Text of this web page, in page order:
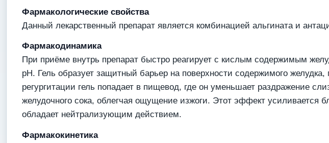
Фармакологические свойства
Данный лекарственный препарат является комбинацией альгината и
Фармакодинамика
При приёме внутрь препарат быстро реагирует с кислым содержимым
рН. Гель образует защитный барьер на поверхности содержимого
регургитации гель попадает в пищевод, где он уменьшает раздражение
желудочного сока, облегчая ощущение изжоги. Этот эффект усиливается
обладает нейтрализующим действием.
Фармакокинетика